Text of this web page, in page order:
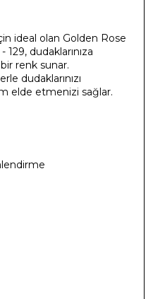
ideal olan Golden Rose
dudaklarınıza
renk sunar.
dudaklarınızı
elde etmenizi sağlar.